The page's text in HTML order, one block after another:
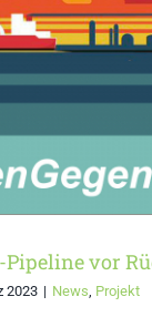
Rügen!
Pipeline vor
2023 | News, Projekt